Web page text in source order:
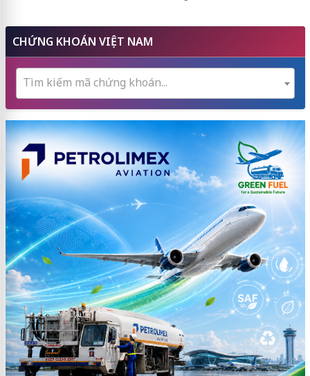
CHỨNG KHOÁN VIỆT NAM
Tìm kiếm mã chứng khoán...